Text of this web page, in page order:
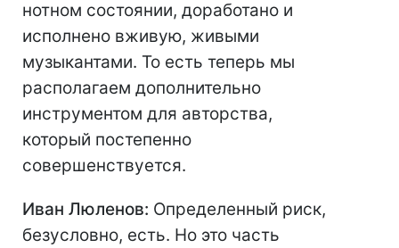
нотном состоянии, доработано и
исполнено вживую, живыми
музыкантами. То есть теперь мы
располагаем дополнительно
инструментом для авторства,
который постепенно
совершенствуется.
Иван Люленов: Определенный риск,
безусловно, есть. Но это часть